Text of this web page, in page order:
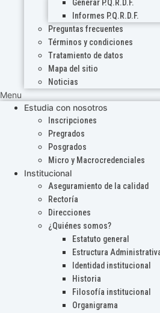
Generar P.Q.R.D.F.
Informes P.Q.R.D.F.
Preguntas frecuentes
Términos y condiciones
Tratamiento de datos
Mapa del sitio
Noticias
Menu
Estudia con nosotros
Inscripciones
Pregrados
Posgrados
Micro y Macrocredenciales
Institucional
Aseguramiento de la calidad
Rectoría
Direcciones
¿Quiénes somos?
Estatuto general
Estructura
Identidad institucional
Historia
Filosofía institucional
Organigrama